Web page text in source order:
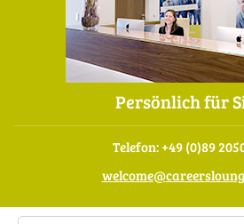
Persönlich für
Telefon: +49 (0)89
welcome@